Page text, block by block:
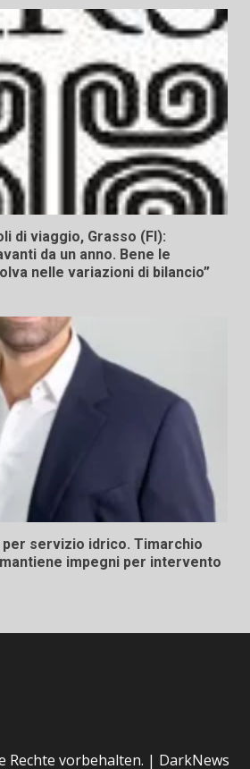
di viaggio, Grasso (FI):
da un anno. Bene le
nelle variazioni di bilancio”
per servizio idrico. Timarchio
impegni per intervento
Rechte vorbehalten. | DarkNews